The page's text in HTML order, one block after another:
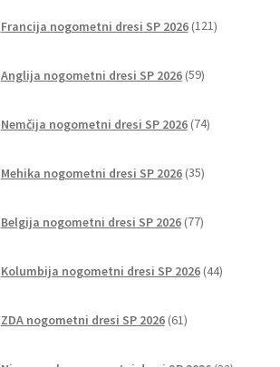
Francija nogometni dresi SP 2026 121izdelkov
Anglija nogometni dresi SP 2026 59izdelkov
Nemčija nogometni dresi SP 2026 74izdelkov
Mehika nogometni dresi SP 2026 35izdelkov
Belgija nogometni dresi SP 2026 77izdelkov
Kolumbija nogometni dresi SP 2026 44izdelkov
ZDA nogometni dresi SP 2026 61izdelkov